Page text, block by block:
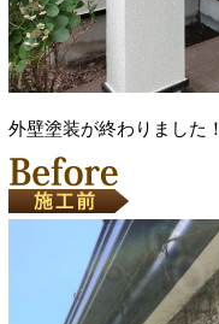
外壁塗装が終わりました！